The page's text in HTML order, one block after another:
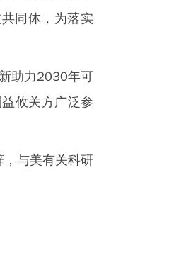
同体，为落实
助力2030年可
攸关方广泛参
与美有关科研